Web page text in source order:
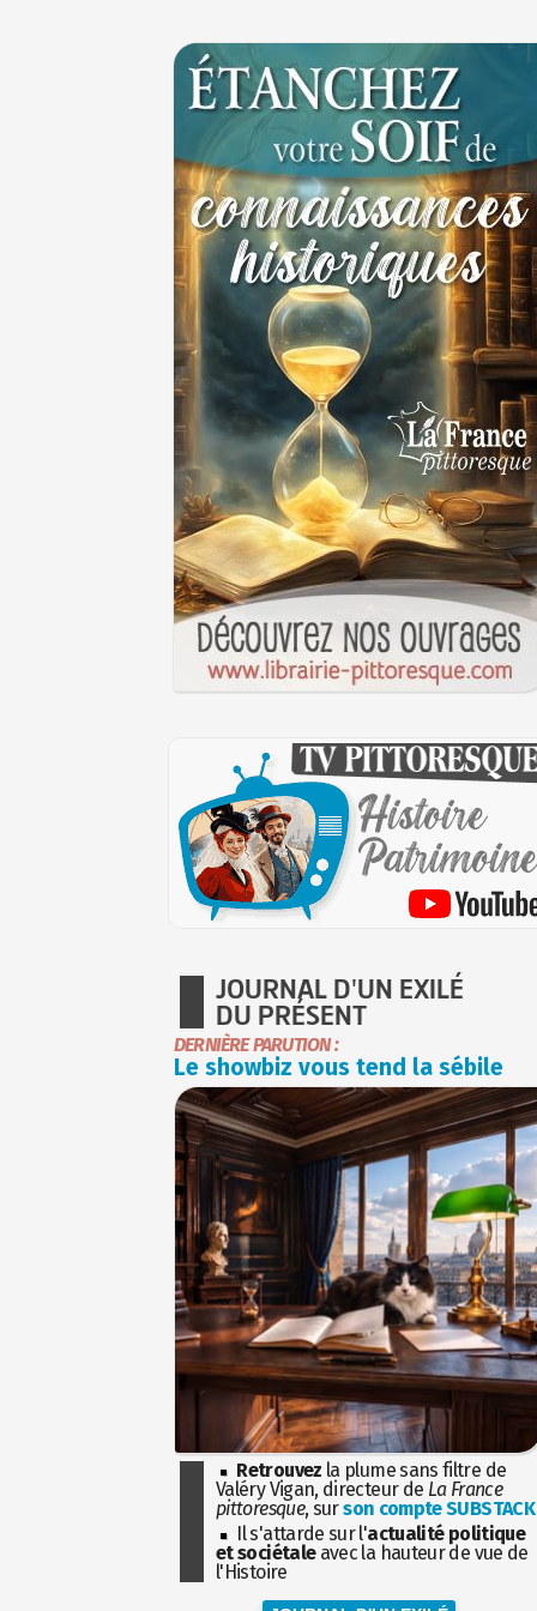
JOURNAL D'UN EXILÉ
DU PRÉSENT
DERNIÈRE PARUTION :
Le showbiz vous tend la sébile
Retrouvez la plume sans filtre de
Valéry Vigan, directeur de La France
pittoresque, surson compte SUBSTACK
Il s'attarde sur l'actualité politique
et sociétaleavec la hauteur de vue de
l'Histoire